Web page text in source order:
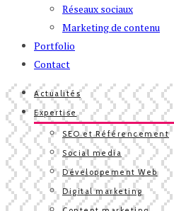
Réseaux sociaux
Marketing de contenu
Portfolio
Contact
Actualités
Expertise
SEO et Référencement
Social media
Développement Web
Digital marketing